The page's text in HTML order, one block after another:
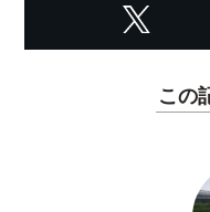
この